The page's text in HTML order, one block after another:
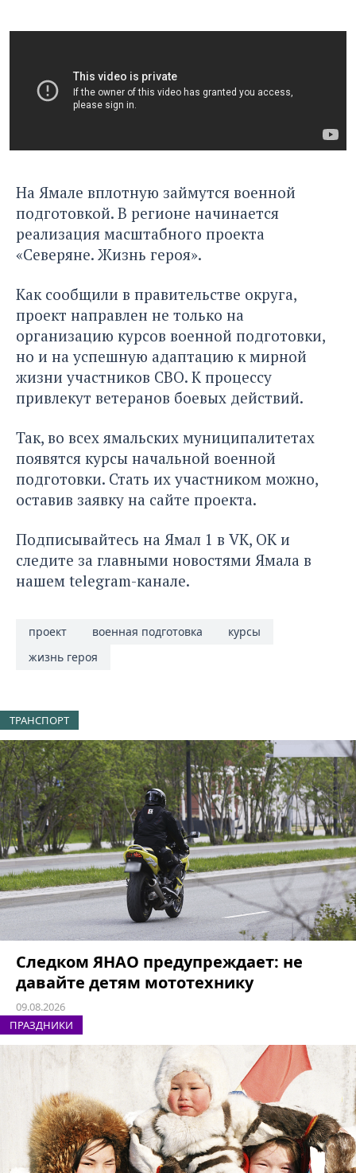
На Ямале вплотную займутся военной
подготовкой. В регионе начинается
реализация масштабного проекта
«Северяне. Жизнь героя».
Как сообщили в правительстве округа,
проект направлен не только на
организацию курсов военной подготовки,
но и на успешную адаптацию к мирной
жизни участников СВО. К процессу
привлекут ветеранов боевых действий.
Так, во всех ямальских муниципалитетах
появятся курсы начальной военной
подготовки. Стать их участником можно,
оставив заявку на сайте проекта.
Подписывайтесь на Ямал 1 в VK, ОК и
следите за главными новостями Ямала в
нашем telegram-канале.
проект военная подготовка
курсы
жизнь героя
ТРАНСПОРТ
Следком ЯНАО предупреждает: не
давайте детям мототехнику
09.08.2026
ПРАЗДНИКИ